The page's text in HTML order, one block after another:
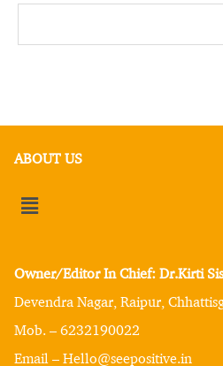
ABOUT US
Owner/Editor In Chief: Dr.Kirti
Devendra Nagar, Raipur,
Mob. – 6232190022
Email – Hello@seepositive.in